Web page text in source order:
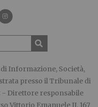
Informazione, Società,
presso il Tribunale di
- Direttore responsabile